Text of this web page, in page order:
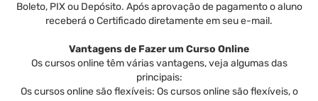
Boleto, PIX ou Depósito. Após aprovação de pagamento o aluno
receberá o Certificado diretamente em seu e-mail.
Vantagens de Fazer um Curso Online
Os cursos online têm várias vantagens, veja algumas das
principais:
Os cursos online são flexíveis: Os cursos online são flexíveis, o